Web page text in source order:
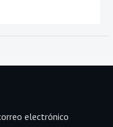
electrónico